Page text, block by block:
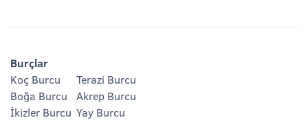
Burçlar
Koç Burcu
Boğa Burcu
İkizler Burcu
Terazi Burcu
Akrep Burcu
Yay Burcu